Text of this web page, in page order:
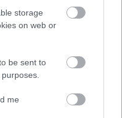
storage
on web or
be sent to
me